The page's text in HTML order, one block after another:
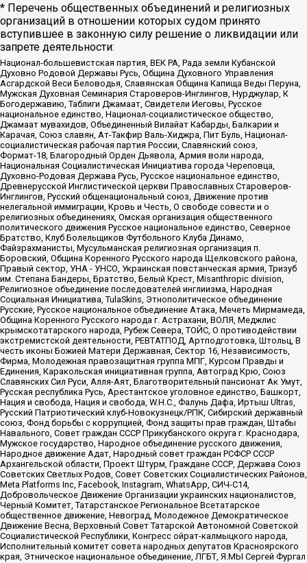
* Перечень общественных объединений и религиозных
организаций в отношении которых судом принято
вступившее в законную силу решение о ликвидации или
запрете деятельности:
Национал-большевистская партия, ВЕК РА, Рада земли Кубанской
Духовно Родовой Державы Русь, Община Духовного Управления
Асгардской Веси Беловодья, Славянская Община Капища Веды Перуна,
Мужская Духовная Семинария Староверов-Инглингов, Нурджулар, К
Богодержавию, Таблиги Джамаат, Свидетели Иеговы, Русское
национальное единство, Национал-социалистическое общество,
Джамаат мувахидов, Объединенный Вилайат Кабарды, Балкарии и
Карачая, Союз славян, Ат-Такфир Валь-Хиджра, Пит Буль, Национал-
социалистическая рабочая партия России, Славянский союз,
Формат-18, Благородный Орден Дьявола, Армия воли народа,
Национальная Социалистическая Инициатива города Череповца,
Духовно-Родовая Держава Русь, Русское национальное единство,
Древнерусской Инглистической церкви Православных Староверов-
Инглингов, Русский общенациональный союз, Движение против
нелегальной иммиграции, Кровь и Честь, О свободе совести и о
религиозных объединениях, Омская организация общественного
политического движения Русское национальное единство, Северное
Братство, Клуб Болельщиков Футбольного Клуба Динамо,
Файзрахманисты, Мусульманская религиозная организация п.
Боровский, Община Коренного Русского народа Щелковского района,
Правый сектор, УНА - УНСО, Украинская повстанческая армия, Тризуб
им. Степана Бандеры, Братство, Белый Крест, Misanthropic division,
Религиозное объединение последователей инглиизма, Народная
Социальная Инициатива, TulaSkins, Этнополитическое объединение
Русские, Русское национальное объединение Атака, Мечеть Мирмамеда,
Община Коренного Русского народа г. Астрахани, ВОЛЯ, Меджлис
крымскотатарского народа, Рубеж Севера, ТОЙС, О противодействии
экстремистской деятельности, РЕВТАТПОД, Артподготовка, Штольц, В
честь иконы Божией Матери Державная, Сектор 16, Независимость,
Фирма, Молодежная правозащитная группа МПГ, Курсом Правды и
Единения, Каракольская инициативная группа, Автоград Крю, Союз
Славянских Сил Руси, Алля-Аят, Благотворительный пансионат Ак Умут,
Русская республика Русь, Арестантское уголовное единство, Башкорт,
Нация и свобода, Нация и свобода, W.H.С., Фалунь Дафа, Иртыш Ultras,
Русский Патриотический клуб-Новокузнецк/РПК, Сибирский державный
союз, Фонд борьбы с коррупцией, Фонд защиты прав граждан, Штабы
Навального, Совет граждан СССР Прикубанского округа г. Краснодара,
Мужское государство, Народное объединение русского движения,
Народное движение Адат, Народный совет граждан РСФСР СССР
Архангельской области, Проект Штурм, Граждане СССР, Держава Союз
Советских Светлых Родов, Совет Советских Социалистических Районов,
Meta Platforms Inc, Facebook, Instagram, WhatsApp, СИЧ-С14,
Добровольческое Движение Организации украинских националистов,
Черный Комитет, Татарстанское Региональное Всетатарское
общественное движение, Невоград, Молодежное Демократическое
Движение Весна, Верховный Совет Татарской Автономной Советской
Социалистической Республики, Конгресс ойрат-калмыцкого народа,
Исполнительный комитет совета народных депутатов Красноярского
края, Этническое национальное объединение, ЛГБТ, Я.МЫ Сергей Фургал